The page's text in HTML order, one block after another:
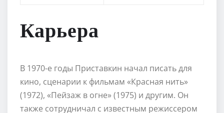
Карьера
В 1970-е годы Приставкин начал писать для
кино, сценарии к фильмам «Красная нить»
(1972), «Пейзаж в огне» (1975) и другим. Он
также сотрудничал с известным режиссером